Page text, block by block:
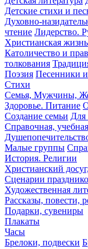
Детские стихи и
Духовно-
чтение Лидерство.
Христианская жизнь
Католичество и
толкования
Поэзия Песенники
Стихи
Семья, Мужчины,
Здоровье. Питание
Создание семьи Для
Справочная,
Малые группы
История. Религии
Христианский
Сценарии
Художественная
Рассказы, повести,
Подарки, сувениры
Плакаты
Часы
Брелоки, подвески